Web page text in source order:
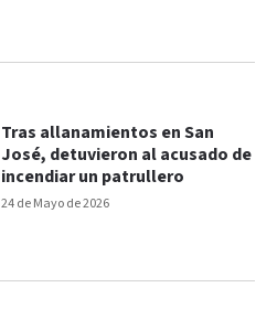
24 de Mayo de 2026
Tras allanamientos en San
José, detuvieron al acusado de
incendiar un patrullero